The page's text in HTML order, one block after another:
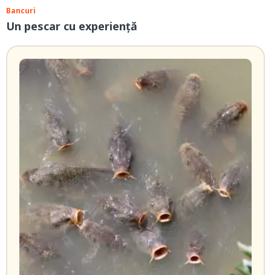
Bancuri
Un pescar cu experiență